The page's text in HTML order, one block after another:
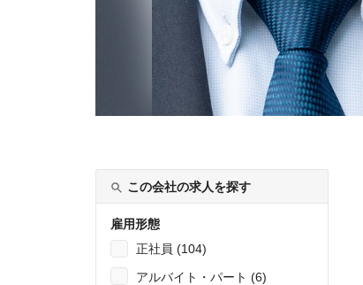
この会社の求人を探す
雇用形態
正社員 (104)
アルバイト・パート (6)